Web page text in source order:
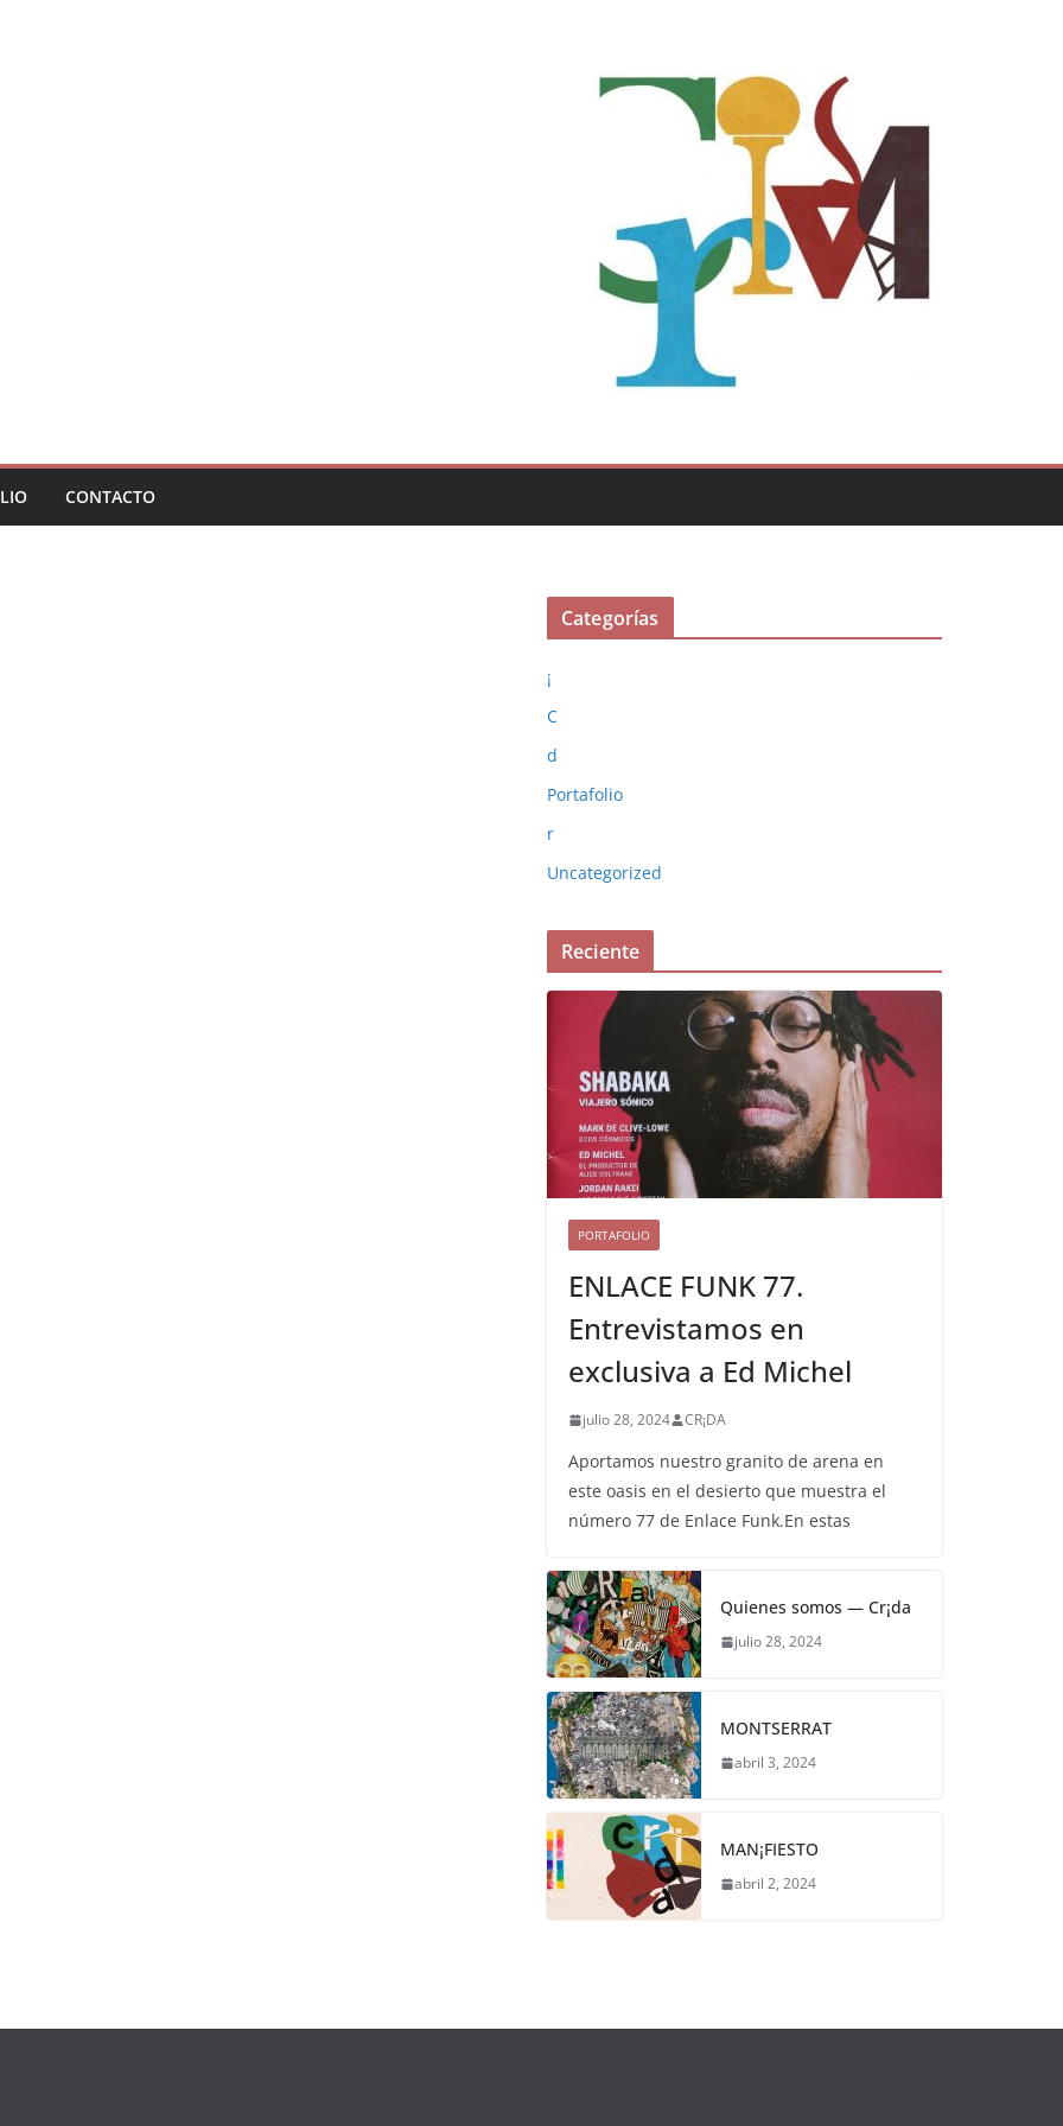
CONTACTO
Categorías
¡
C
d
Portafolio
r
Uncategorized
Reciente
PORTAFOLIO
ENLACE FUNK 77.
Entrevistamos en
exclusiva a Ed Michel
julio 28, 2024 CR¡DA
Aportamos nuestro granito de arena en
este oasis en el desierto que muestra el
número 77 de Enlace Funk.En estas
Quienes somos — Cr¡da
julio 28, 2024
MONTSERRAT
abril 3, 2024
MAN¡FIESTO
abril 2, 2024